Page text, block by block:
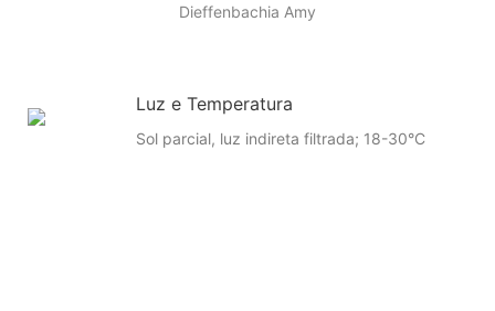
Dieffenbachia Amy
Luz e Temperatura
Sol parcial, luz indireta filtrada; 18-30°C